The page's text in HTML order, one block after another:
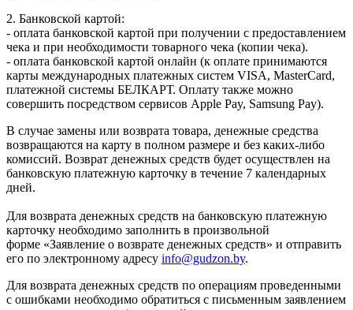
2. Банковской картой:
- оплата банковской картой при получении с предоставлением
чека и при необходимости товарного чека (копии чека).
- оплата банковской картой онлайн (к оплате принимаются
карты международных платежных систем VISA, MasterCard,
платежной системы БЕЛКАРТ. Оплату также можно
совершить посредством сервисов Apple Pay, Samsung Pay).
В случае замены или возврата товара, денежные средства
возвращаются на карту в полном размере и без каких-либо
комиссий. Возврат денежных средств будет осуществлен на
банковскую платежную карточку в течение 7 календарных
дней.
Для возврата денежных средств на банковскую платежную
карточку необходимо заполнить в произвольной
форме «Заявление о возврате денежных средств» и отправить
его по электронному адресу info@gudzon.by.
Для возврата денежных средств по операциям проведенными
с ошибками необходимо обратиться с письменным заявлением